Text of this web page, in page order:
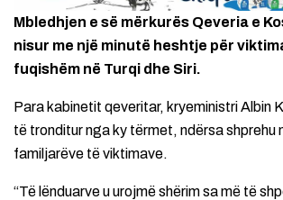
Mbledhjen e së mërkurës Qeveria e
nisur me një minutë heshtje për
fuqishëm në Turqi dhe Siri.
Para kabinetit qeveritar, kryeministri Albin
të tronditur nga ky tërmet, ndërsa shprehu
familjarëve të viktimave.
“Të lënduarve u urojmë shërim sa më të